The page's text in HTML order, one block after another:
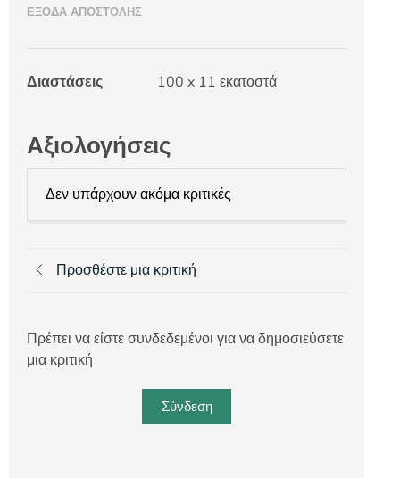
ΈΞΟΔΑ ΑΠΟΣΤΟΛΉΣ
Διαστάσεις 100 x 11 εκατοστά
Αξιολογήσεις
Δεν υπάρχουν ακόμα κριτικές
Προσθέστε μια κριτική
Πρέπει να είστε συνδεδεμένοι για να δημοσιεύσετε
μια κριτική
Σύνδεση